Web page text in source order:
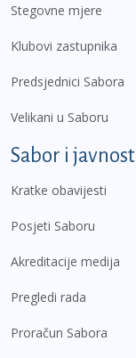
Stegovne mjere
Klubovi zastupnika
Predsjednici Sabora
Velikani u Saboru
Sabor i javnost
Kratke obavijesti
Posjeti Saboru
Akreditacije medija
Pregledi rada
Proračun Sabora